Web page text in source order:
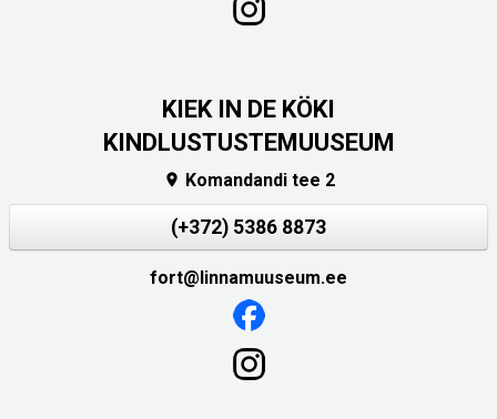
KIEK IN DE KÖKI
KINDLUSTUSTEMUUSEUM
 Komandandi tee 2
(+372) 5386 8873
fort@linnamuuseum.ee